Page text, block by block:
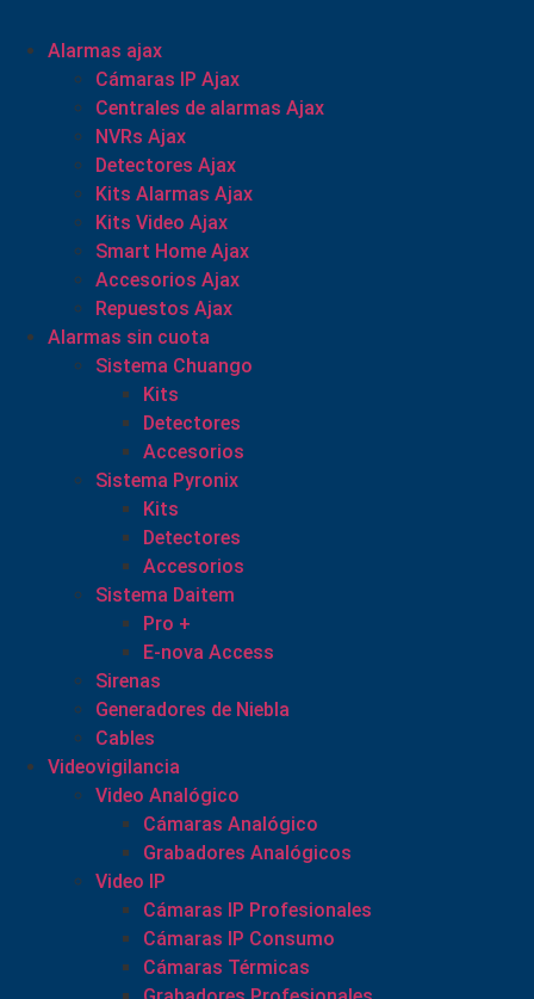
Alarmas ajax
Cámaras IP Ajax
Centrales de alarmas Ajax
NVRs Ajax
Detectores Ajax
Kits Alarmas Ajax
Kits Video Ajax
Smart Home Ajax
Accesorios Ajax
Repuestos Ajax
Alarmas sin cuota
Sistema Chuango
Kits
Detectores
Accesorios
Sistema Pyronix
Kits
Detectores
Accesorios
Sistema Daitem
Pro +
E-nova Access
Sirenas
Generadores de Niebla
Cables
Videovigilancia
Video Analógico
Cámaras Analógico
Grabadores Analógicos
Video IP
Cámaras IP Profesionales
Cámaras IP Consumo
Cámaras Térmicas